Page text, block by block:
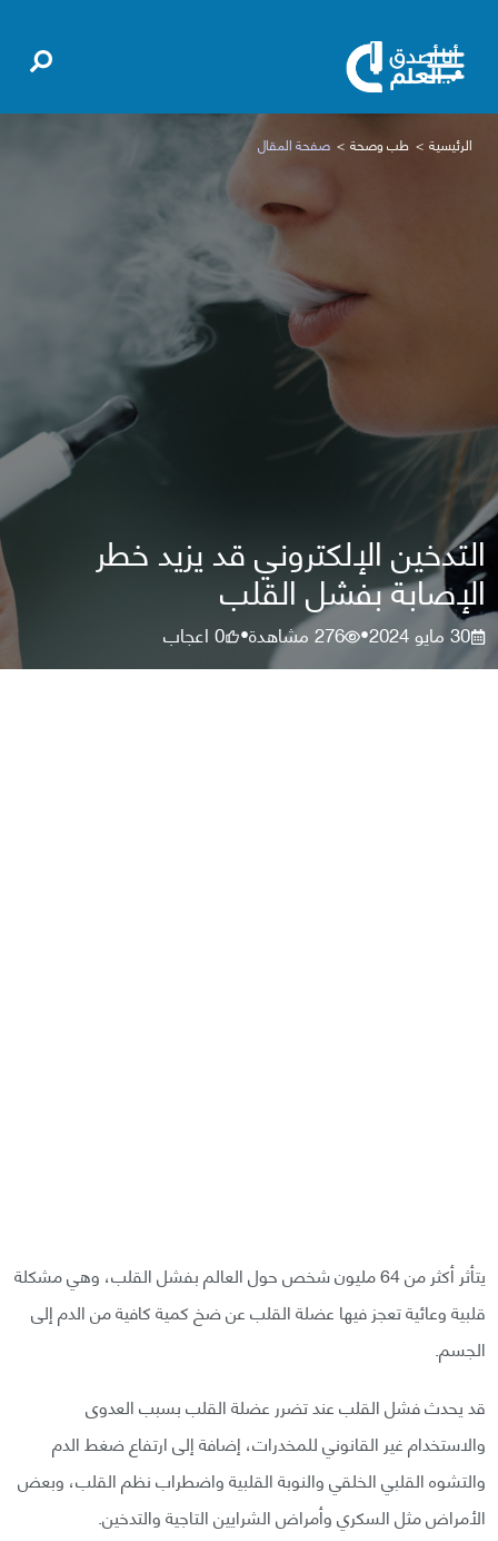
الرئيسية طب وصحة صفحة المقال
التدخين الإلكتروني قد يزيد خطر
الإصابة بفشل القلب
30 مايو 2024 •
276مشاهدة•
0اعجاب
يتأثر أكثر من 64 مليون شخص حول العالم بفشل القلب، وهي مشكلة
قلبية وعائية تعجز فيها عضلة القلب عن ضخ كمية كافية من الدم إلى
الجسم.
قد يحدث فشل القلب عند تضرر عضلة القلب بسبب العدوى
والاستخدام غير القانوني للمخدرات، إضافة إلى ارتفاع ضغط الدم
والتشوه القلبي الخلقي والنوبة القلبية واضطراب نظم القلب، وبعض
الأمراض مثل السكري وأمراض الشرايين التاجية والتدخين.